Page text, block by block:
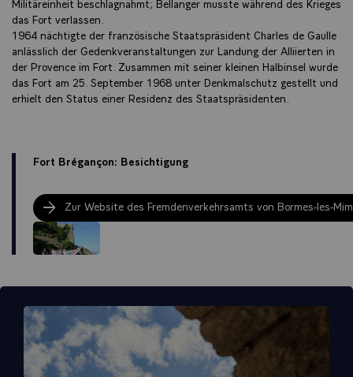
Militäreinheit beschlagnahmt; Bellanger musste während des Krieges
das Fort verlassen.
1964 nächtigte der französische Staatspräsident Charles de Gaulle
anlässlich der Gedenkveranstaltungen zur Landung der Alliierten in
der Provence im Fort. Zusammen mit seiner kleinen Halbinsel wurde
das Fort am 25. September 1968 unter Denkmalschutz gestellt und
erhielt den Status einer Residenz des Staatspräsidenten.
Fort Brégançon: Besichtigung
Zur Website des Fremdenverkehrsamts von Bormes-les-